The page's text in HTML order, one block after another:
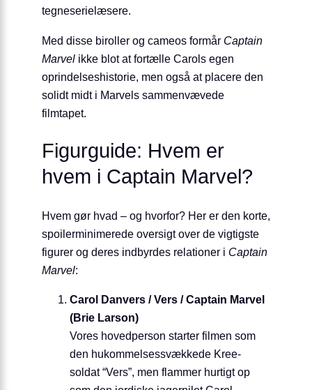
tegneserielæsere.
Med disse biroller og cameos formår Captain
Marvel ikke blot at fortælle Carols egen
oprindelseshistorie, men også at placere den
solidt midt i Marvels sammenvævede
filmtapet.
Figurguide: Hvem er
hvem i Captain Marvel?
Hvem gør hvad – og hvorfor? Her er den korte,
spoilerminimerede oversigt over de vigtigste
figurer og deres indbyrdes relationer i Captain
Marvel:
Carol Danvers / Vers / Captain Marvel
(Brie Larson)
Vores hovedperson starter filmen som
den hukommelses­svækkede Kree-
soldat “Vers”, men flammer hurtigt op